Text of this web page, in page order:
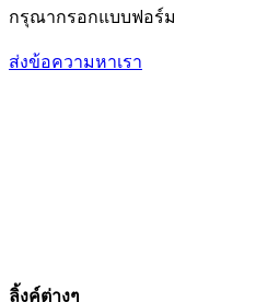
กรุณากรอกแบบฟอร์ม
ส่งข้อความหาเรา
ลิ้งค์ต่างๆ